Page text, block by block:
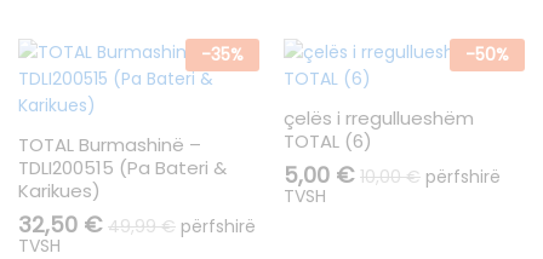
-35%
TOTAL Burmashinë –
TDLI200515 (Pa Bateri &
Karikues)
32,50 € 49,99€ përfshirë
TVSH
-50%
çelës i rregullueshëm
TOTAL (6)
5,00 € 10,00€ përfshirë
TVSH